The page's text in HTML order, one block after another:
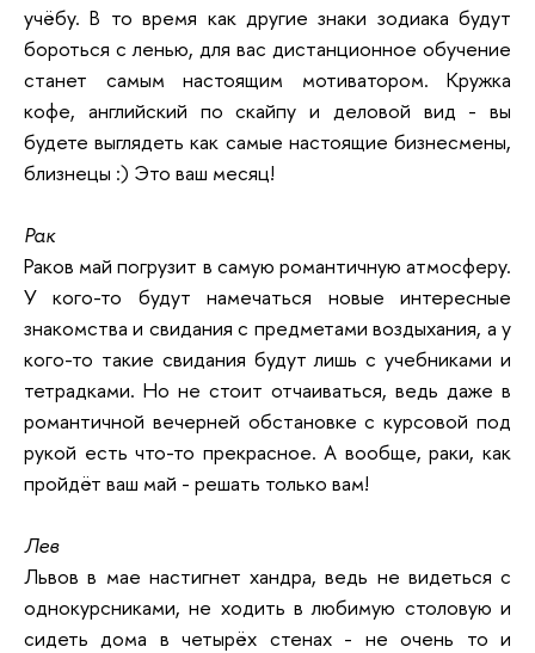
учёбу. В то время как другие знаки зодиака будут
бороться с ленью, для вас дистанционное обучение
станет самым настоящим мотиватором. Кружка
кофе, английский по скайпу и деловой вид - вы
будете выглядеть как самые настоящие бизнесмены,
близнецы :) Это ваш месяц!
Рак
Раков май погрузит в самую романтичную атмосферу.
У кого-то будут намечаться новые интересные
знакомства и свидания с предметами воздыхания, а у
кого-то такие свидания будут лишь с учебниками и
тетрадками. Но не стоит отчаиваться, ведь даже в
романтичной вечерней обстановке с курсовой под
рукой есть что-то прекрасное. А вообще, раки, как
пройдёт ваш май - решать только вам!
Лев
Львов в мае настигнет хандра, ведь не видеться с
однокурсниками, не ходить в любимую столовую и
сидеть дома в четырёх стенах - не очень то и